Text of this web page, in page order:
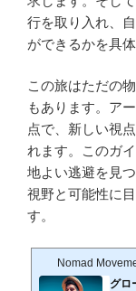
行を取り入れ、
ができるかを具
この旅はただの
もあります。ア
点で、新しい視
れます。このガ
地よい逃避を見
視野と可能性に
す。
Nomad
グロ